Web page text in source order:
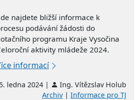
najdete bližší informace k
podávání žádosti do
programu Kraje Vysočina
aktivity mládeže 2024.
informací
5. ledna 2024 |
Ing. Vítězslav Holub
Archiv| Informace pro TJ